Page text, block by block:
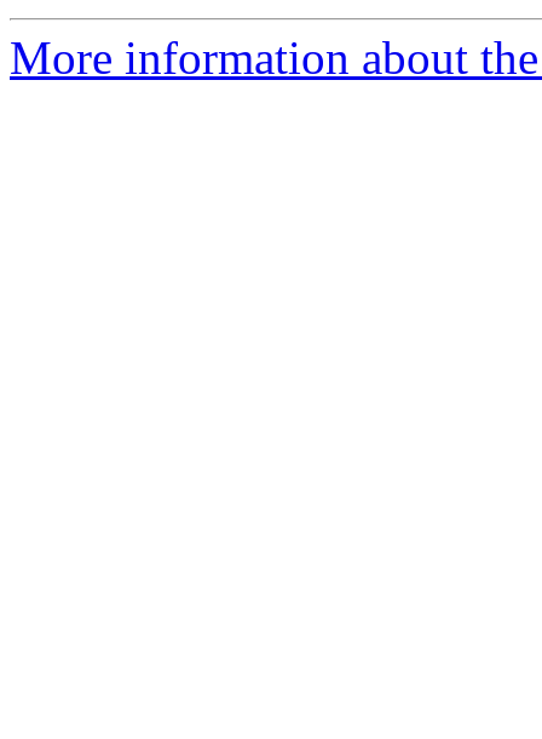
More information about